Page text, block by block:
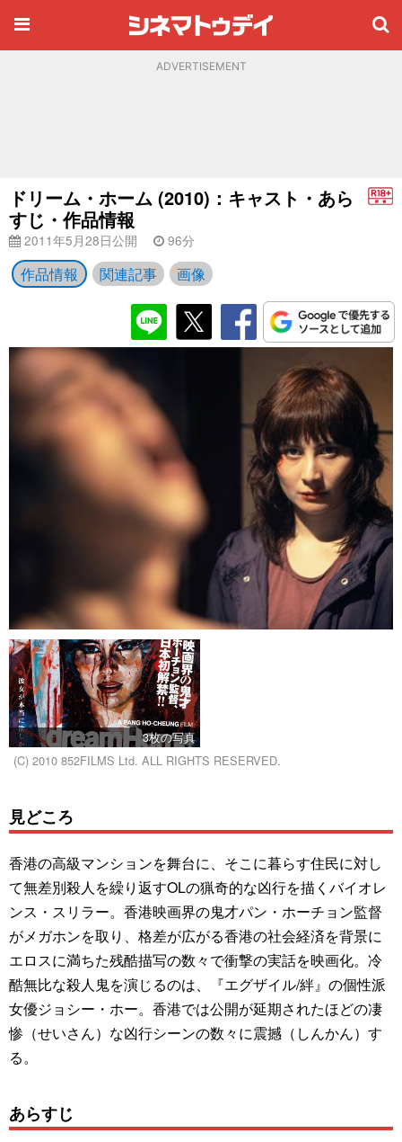
ADVERTISEMENT
ドリーム・ホーム (2010)：キャスト・あら
すじ・作品情報
2011年5月28日公開 96分
作品情報 関連記事 画像
3枚の写真
(C) 2010 852FILMS Ltd. ALL RIGHTS RESERVED.
見どころ
香港の高級マンションを舞台に、そこに暮らす住民に対し
て無差別殺人を繰り返すOLの猟奇的な凶行を描くバイオレ
ンス・スリラー。香港映画界の鬼才パン・ホーチョン監督
がメガホンを取り、格差が広がる香港の社会経済を背景に
エロスに満ちた残酷描写の数々で衝撃の実話を映画化。冷
酷無比な殺人鬼を演じるのは、『エグザイル/絆』の個性派
女優ジョシー・ホー。香港では公開が延期されたほどの凄
惨（せいさん）な凶行シーンの数々に震撼（しんかん）す
る。
あらすじ